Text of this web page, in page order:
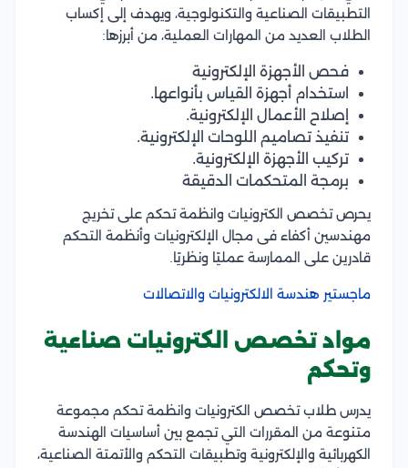
التطبيقات الصناعية والتكنولوجية، ويهدف إلى إكساب
الطلاب العديد من المهارات العملية، من أبرزها:
فحص الأجهزة الإلكترونية
استخدام أجهزة القياس بأنواعها.
إصلاح الأعمال الإلكترونية.
تنفيذ تصاميم اللوحات الإلكترونية.
تركيب الأجهزة الإلكترونية.
برمجة المتحكمات الدقيقة
يحرص تخصص الكترونيات وانظمة تحكم على تخريج
مهندسين أكفاء فى مجال الإلكترونيات وأنظمة التحكم
قادرين على الممارسة عمليًا ونظريًا.
ماجستير هندسة الالكترونيات والاتصالات
مواد تخصص الكترونيات صناعية
وتحكم
يدرس طلاب تخصص الكترونيات وانظمة تحكم مجموعة
متنوعة من المقررات التي تجمع بين أساسيات الهندسة
الكهربائية والإلكترونية وتطبيقات التحكم والأتمتة الصناعية،